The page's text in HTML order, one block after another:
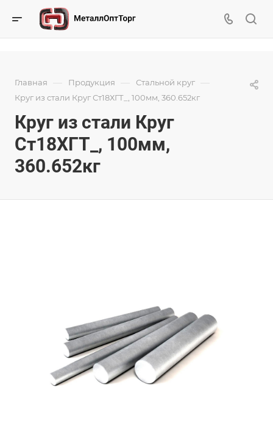
Главная — Продукция — Стальной круг —
Круг из стали Круг Ст18ХГТ_, 100мм, 360.652кг
Круг из стали Круг
Ст18ХГТ_, 100мм,
360.652кг